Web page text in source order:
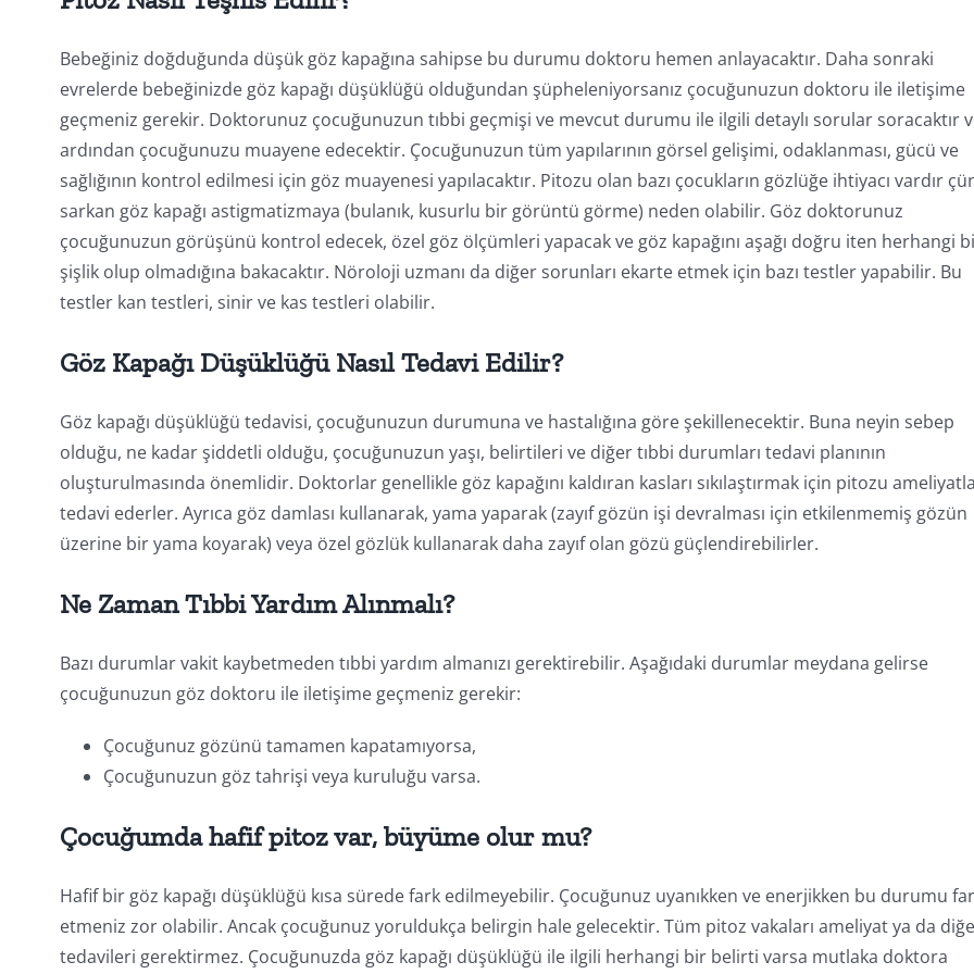
Bebeğiniz doğduğunda düşük göz kapağına sahipse bu durumu doktoru hemen anlayacaktır. Daha sonraki
evrelerde bebeğinizde göz kapağı düşüklüğü olduğundan şüpheleniyorsanız çocuğunuzun doktoru ile iletişime
geçmeniz gerekir. Doktorunuz çocuğunuzun tıbbi geçmişi ve mevcut durumu ile ilgili detaylı sorular soracaktır
ardından çocuğunuzu muayene edecektir. Çocuğunuzun tüm yapılarının görsel gelişimi, odaklanması, gücü ve
sağlığının kontrol edilmesi için göz muayenesi yapılacaktır. Pitozu olan bazı çocukların gözlüğe ihtiyacı vardır
sarkan göz kapağı astigmatizmaya (bulanık, kusurlu bir görüntü görme) neden olabilir. Göz doktorunuz
çocuğunuzun görüşünü kontrol edecek, özel göz ölçümleri yapacak ve göz kapağını aşağı doğru iten herhangi
şişlik olup olmadığına bakacaktır. Nöroloji uzmanı da diğer sorunları ekarte etmek için bazı testler yapabilir. Bu
testler kan testleri, sinir ve kas testleri olabilir.
Göz Kapağı Düşüklüğü Nasıl Tedavi Edilir?
Göz kapağı düşüklüğü tedavisi, çocuğunuzun durumuna ve hastalığına göre şekillenecektir. Buna neyin sebep
olduğu, ne kadar şiddetli olduğu, çocuğunuzun yaşı, belirtileri ve diğer tıbbi durumları tedavi planının
oluşturulmasında önemlidir. Doktorlar genellikle göz kapağını kaldıran kasları sıkılaştırmak için pitozu ameliyatla
tedavi ederler. Ayrıca göz damlası kullanarak, yama yaparak (zayıf gözün işi devralması için etkilenmemiş gözün
üzerine bir yama koyarak) veya özel gözlük kullanarak daha zayıf olan gözü güçlendirebilirler.
Ne Zaman Tıbbi Yardım Alınmalı?
Bazı durumlar vakit kaybetmeden tıbbi yardım almanızı gerektirebilir. Aşağıdaki durumlar meydana gelirse
çocuğunuzun göz doktoru ile iletişime geçmeniz gerekir:
Çocuğunuz gözünü tamamen kapatamıyorsa,
Çocuğunuzun göz tahrişi veya kuruluğu varsa.
Çocuğumda hafif pitoz var, büyüme olur mu?
Hafif bir göz kapağı düşüklüğü kısa sürede fark edilmeyebilir. Çocuğunuz uyanıkken ve enerjikken bu durumu
etmeniz zor olabilir. Ancak çocuğunuz yoruldukça belirgin hale gelecektir. Tüm pitoz vakaları ameliyat ya da
tedavileri gerektirmez. Çocuğunuzda göz kapağı düşüklüğü ile ilgili herhangi bir belirti varsa mutlaka doktora